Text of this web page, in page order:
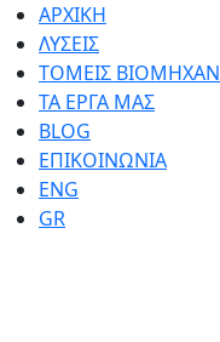
ΑΡΧΙΚΗ
ΛΥΣΕΙΣ
ΤΟΜΕΙΣ
ΤΑ ΕΡΓΑ ΜΑΣ
BLOG
ΕΠΙΚΟΙΝΩΝΙΑ
ENG
GR